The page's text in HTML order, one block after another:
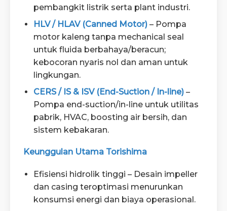
pembangkit listrik serta plant industri.
HLV / HLAV (Canned Motor) – Pompa
motor kaleng tanpa mechanical seal
untuk fluida berbahaya/beracun;
kebocoran nyaris nol dan aman untuk
lingkungan.
CERS / IS & ISV (End-Suction / In-line) –
Pompa end-suction/in-line untuk utilitas
pabrik, HVAC, boosting air bersih, dan
sistem kebakaran.
Keunggulan Utama Torishima
Efisiensi hidrolik tinggi – Desain impeller
dan casing teroptimasi menurunkan
konsumsi energi dan biaya operasional.